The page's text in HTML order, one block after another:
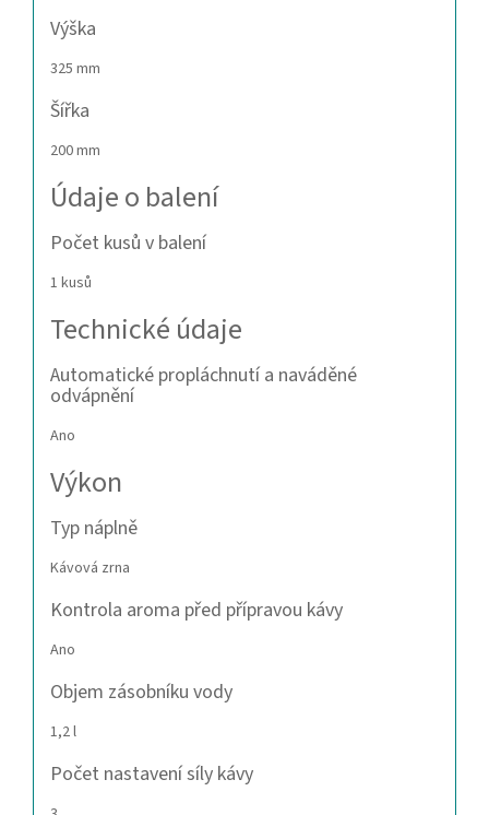
Výška
325 mm
Šířka
200 mm
Údaje o balení
Počet kusů v balení
1 kusů
Technické údaje
Automatické propláchnutí a naváděné
odvápnění
Ano
Výkon
Typ náplně
Kávová zrna
Kontrola aroma před přípravou kávy
Ano
Objem zásobníku vody
1,2 l
Počet nastavení síly kávy